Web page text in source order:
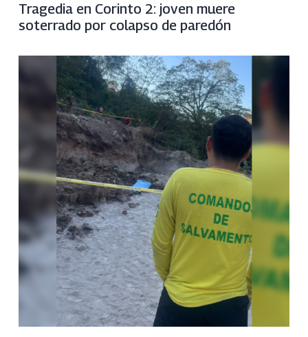
Tragedia en Corinto 2: joven muere
soterrado por colapso de paredón